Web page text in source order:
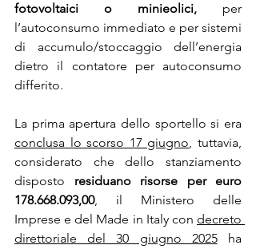
fotovoltaici o minieolici, per
l’autoconsumo immediato e per sistemi
di accumulo/stoccaggio dell’energia
dietro il contatore per autoconsumo
differito.
conclusa lo scorso 17 giugno, tuttavia,
considerato che dello stanziamento
disposto residuano risorse per euro
178.668.093,00, il Ministero delle
Imprese e del Made in Italy con decreto
direttoriale del 30 giugno 2025 ha